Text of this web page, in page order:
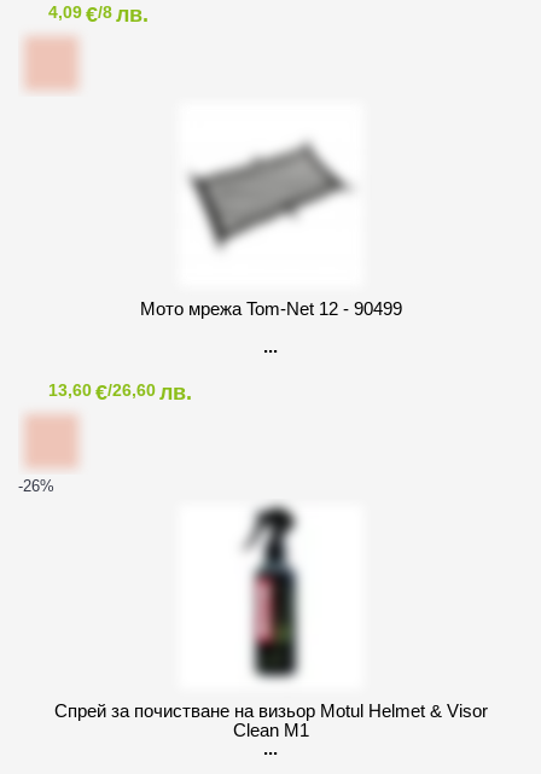
4,09€/8лв.
Мото мрежа Tom-Net 12 - 90499
13,60€/26,60лв.
-26%
Спрей за почистване на визьор Motul Helmet & Visor
Clean M1